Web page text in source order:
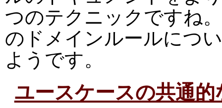
つのテクニックですね
のドメインルールにつ
ようです。
ユースケースの共通